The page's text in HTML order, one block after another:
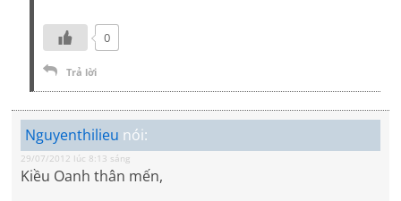
0
Trả lời
Nguyenthilieu nói:
29/07/2012 lúc 8:13 sáng
Kiều Oanh thân mến,